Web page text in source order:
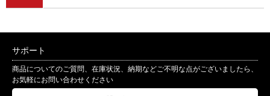
サポート
商品についてのご質問、在庫状況、納期などご不明な点がございましたら、
お気軽にお問い合わせください